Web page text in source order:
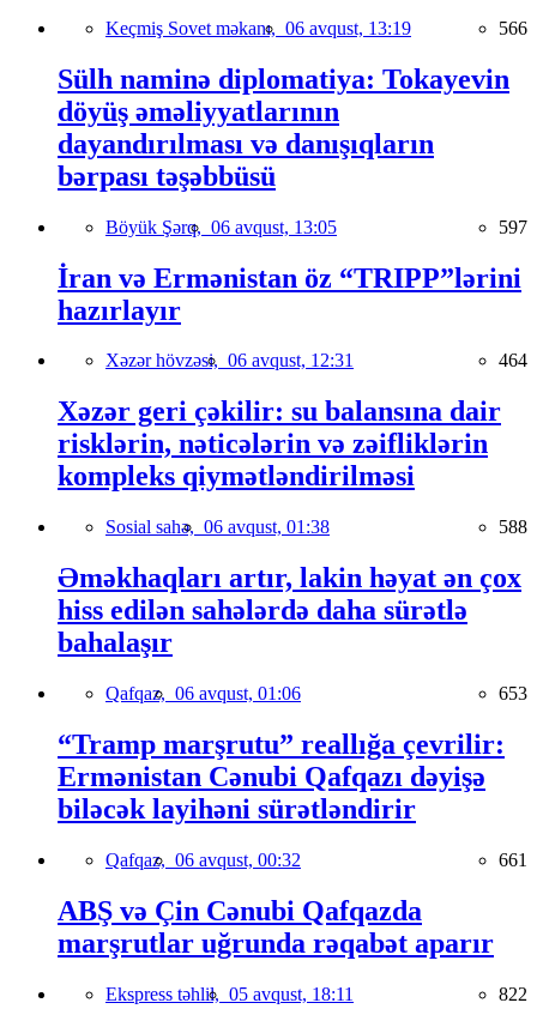
Keçmiş Sovet məkanı, 06 avqust, 13:19 566
Sülh naminə diplomatiya: Tokayevin
döyüş əməliyyatlarının
dayandırılması və danışıqların
bərpası təşəbbüsü
Böyük Şərq, 06 avqust, 13:05 597
İran və Ermənistan öz “TRIPP”lərini
hazırlayır
Xəzər hövzəsi, 06 avqust, 12:31 464
Xəzər geri çəkilir: su balansına dair
risklərin, nəticələrin və zəifliklərin
kompleks qiymətləndirilməsi
Sosial sahə, 06 avqust, 01:38 588
Əməkhaqları artır, lakin həyat ən çox
hiss edilən sahələrdə daha sürətlə
bahalaşır
Qafqaz, 06 avqust, 01:06 653
“Tramp marşrutu” reallığa çevrilir:
Ermənistan Cənubi Qafqazı dəyişə
biləcək layihəni sürətləndirir
Qafqaz, 06 avqust, 00:32 661
ABŞ və Çin Cənubi Qafqazda
marşrutlar uğrunda rəqabət aparır
Ekspress təhlil, 05 avqust, 18:11 822